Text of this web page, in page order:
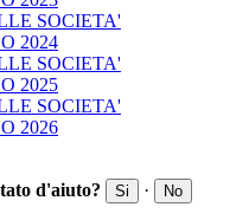
SOCIETA'
2024
SOCIETA'
2025
SOCIETA'
2026
d'aiuto?
Si · No